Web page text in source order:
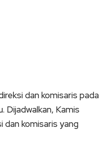
dan komisaris pada
Dijadwalkan, Kamis
dan komisaris yang